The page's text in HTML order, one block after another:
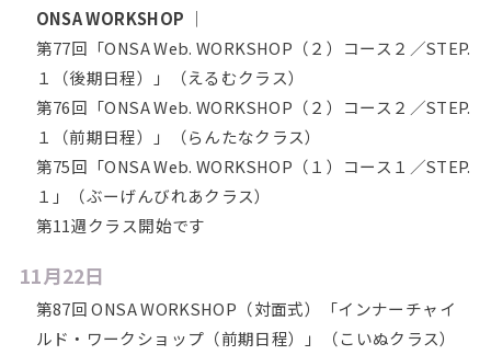
ONSA WORKSHOP ｜
第77回「ONSA Web. WORKSHOP（２）コース２／STEP.
１（後期日程）」（えるむクラス）
第76回「ONSA Web. WORKSHOP（２）コース２／STEP.
１（前期日程）」（らんたなクラス）
第75回「ONSA Web. WORKSHOP（１）コース１／STEP.
１」（ぶーげんびれあクラス）
第11週クラス開始です
11月22日
第87回 ONSA WORKSHOP（対面式）「インナーチャイ
ルド・ワークショップ（前期日程）」（こいぬクラス）